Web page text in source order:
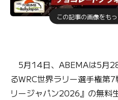
この記事の画像をも
5月14日、ABEMAは5月
るWRC世界ラリー選手権第
リージャパン2026』の無料